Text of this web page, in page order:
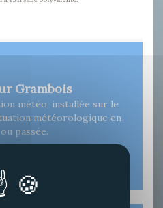
Grambois
météo, installée sur le
météorologique en
passée.